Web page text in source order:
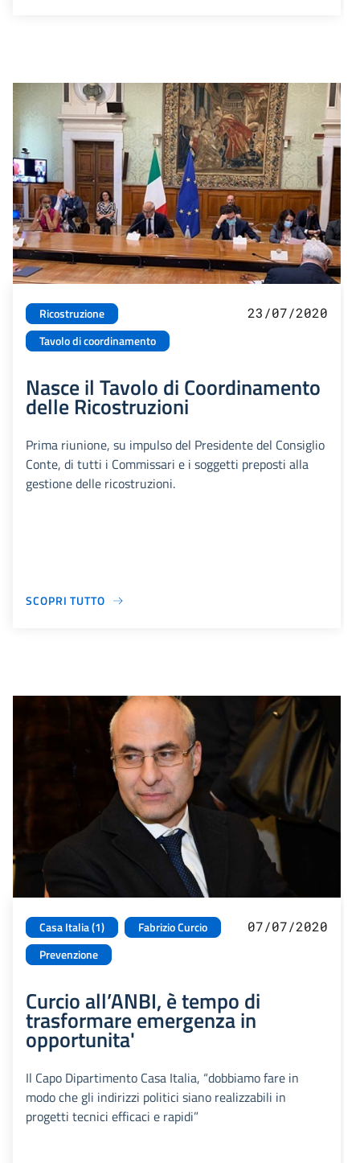
Ricostruzione
Tavolo di coordinamento
23/07/2020
Nasce il Tavolo di Coordinamento
delle Ricostruzioni
Prima riunione, su impulso del Presidente del Consiglio
Conte, di tutti i Commissari e i soggetti preposti alla
gestione delle ricostruzioni.
SCOPRI TUTTO
Casa Italia (1)
Fabrizio Curcio
Prevenzione
07/07/2020
Curcio all’ANBI, è tempo di
trasformare emergenza in
opportunita'
Il Capo Dipartimento Casa Italia, “dobbiamo fare in
modo che gli indirizzi politici siano realizzabili in
progetti tecnici efficaci e rapidi”